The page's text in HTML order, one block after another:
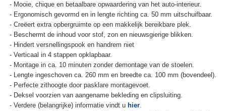
- Mooie, chique en betaalbare opwaardering van het auto-interieur.
- Ergonomisch gevormd en in lengte richting ca. 50 mm uitschuifbaar.
- Creëert extra opbergruimte op een makkelijk bereikbare plek.
- Beschermt de inhoud voor stof, zon en nieuwsgierige blikken.
- Hindert versnellingspook en handrem niet
- Verticaal in 4 stappen opklapbaar.
- Montage in ca. 10 minuten zonder demontage van de stoelen.
- Lengte ingeschoven ca. 260 mm en breedte ca. 100 mm (bovendeel).
- Perfecte zithoogte door pasklare montagevoet.
- Deksel voorzien van aangename bekleding en clipsluiting.
- Verdere (belangrijke) informatie vindt u hier.